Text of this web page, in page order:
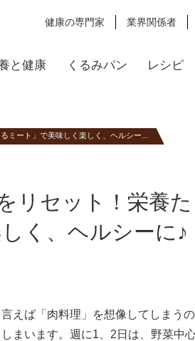
健康の専門家 業界関係者
と健康 くるみパン レシピ
ミート」で美味しく楽しく、ヘルシー...
リセット！栄養
く、ヘルシーに♪
えば「肉料理」を想像してしまう
まいます。週に1、2日は、野菜中